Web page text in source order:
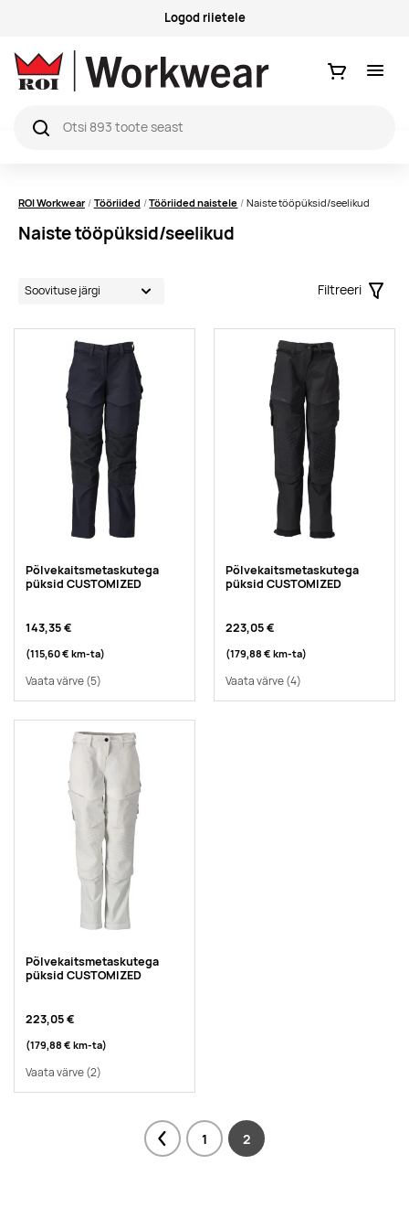
Logod riietele
Ostukorv
ROI Workwear Tööriided Tööriided naistele Naiste tööpüksid/seelikud
Naiste tööpüksid/seelikud
Filtreeri
Filter
Põlvekaitsmetaskutega
püksid CUSTOMIZED
143,35 €
(115,60 € km-ta)
Vaata värve(5)
Põlvekaitsmetaskutega
püksid CUSTOMIZED
223,05 €
(179,88 € km-ta)
Vaata värve(4)
Põlvekaitsmetaskutega
püksid CUSTOMIZED
223,05 €
(179,88 € km-ta)
Vaata värve(2)
Previous
1 2